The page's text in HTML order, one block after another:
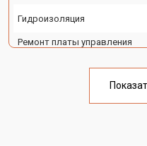
Гидроизоляция
Ремонт платы управления
Замена аккумулятора